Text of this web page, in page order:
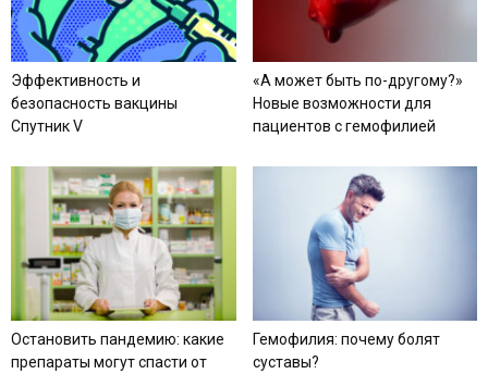
Эффективность и
безопасность вакцины
Спутник V
«А может быть по-другому?»
Новые возможности для
пациентов с гемофилией
Остановить пандемию: какие
препараты могут спасти от
Гемофилия: почему болят
суставы?